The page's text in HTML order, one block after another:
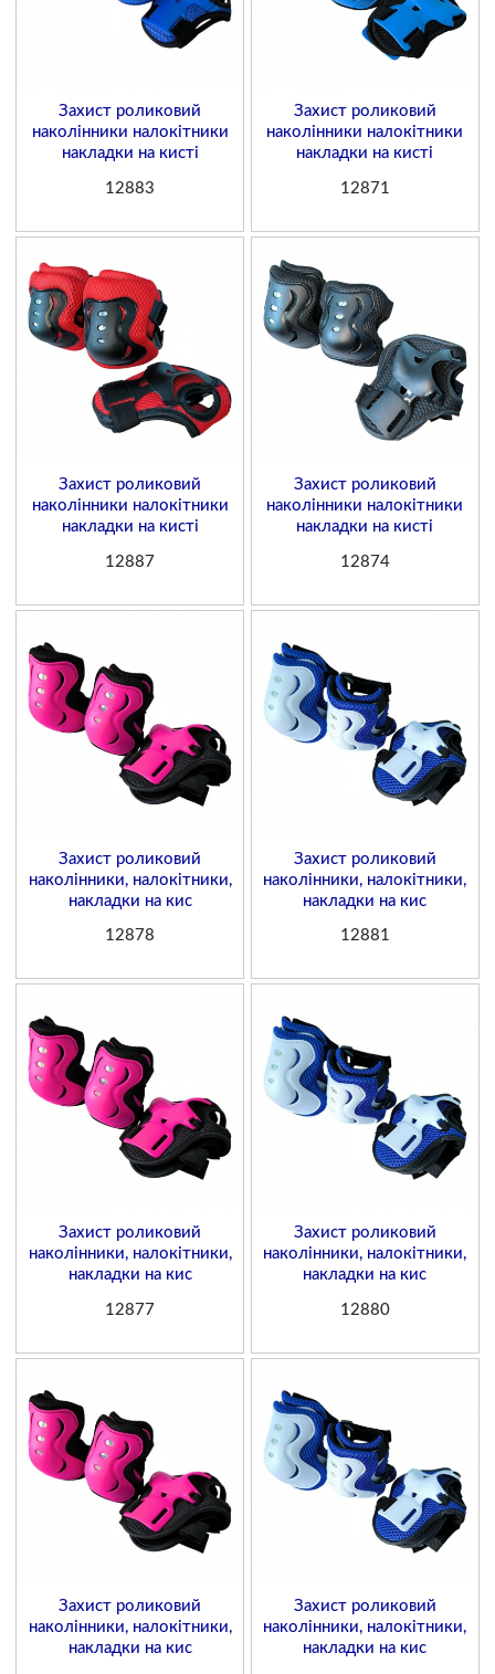
Захист роликовий
наколінники налокітники
накладки на кисті
12883
Захист роликовий
наколінники налокітники
накладки на кисті
12871
Захист роликовий
наколінники налокітники
накладки на кисті
12887
Захист роликовий
наколінники налокітники
накладки на кисті
12874
Захист роликовий
наколінники, налокітники,
накладки на кис
12878
Захист роликовий
наколінники, налокітники,
накладки на кис
12881
Захист роликовий
наколінники, налокітники,
накладки на кис
12877
Захист роликовий
наколінники, налокітники,
накладки на кис
12880
Захист роликовий
наколінники, налокітники,
накладки на кис
Захист роликовий
наколінники, налокітники,
накладки на кис